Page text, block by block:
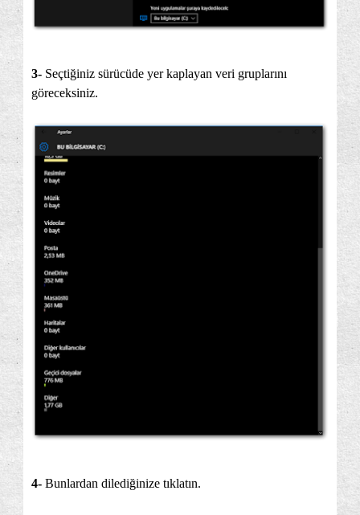
3- Seçtiğiniz sürücüde yer kaplayan veri gruplarını
göreceksiniz.
4- Bunlardan dilediğinize tıklatın.